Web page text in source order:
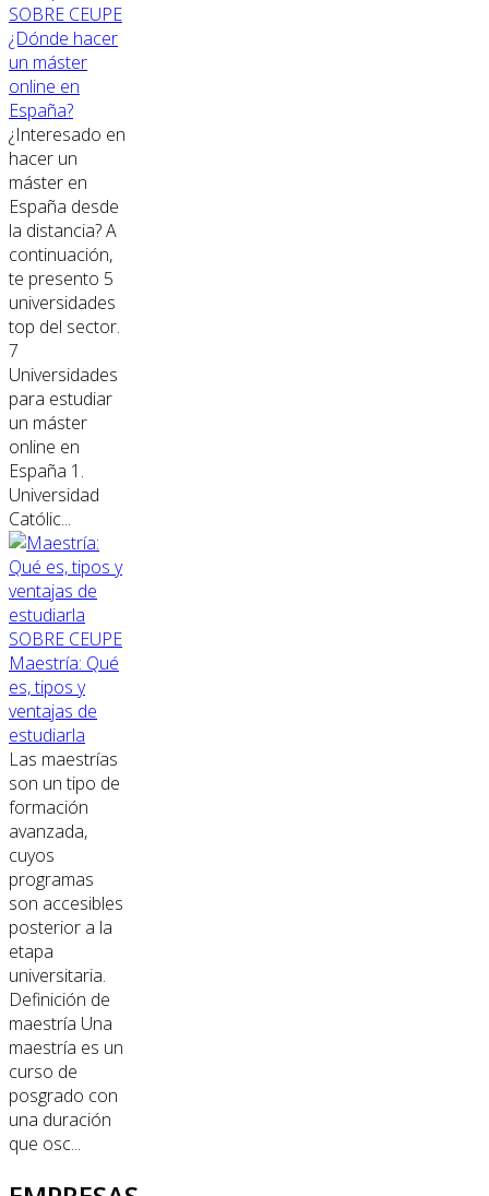
SOBRE CEUPE
¿Dónde hacer
un máster
online en
España?
¿Interesado en
hacer un
máster en
España desde
la distancia? A
continuación,
te presento 5
universidades
top del sector.
7
Universidades
para estudiar
un máster
online en
España 1.
Universidad
Católic...
SOBRE CEUPE
Maestría: Qué
es, tipos y
ventajas de
estudiarla
Las maestrías
son un tipo de
formación
avanzada,
cuyos
programas
son accesibles
posterior a la
etapa
universitaria.
Definición de
maestría Una
maestría es un
curso de
posgrado con
una duración
que osc...